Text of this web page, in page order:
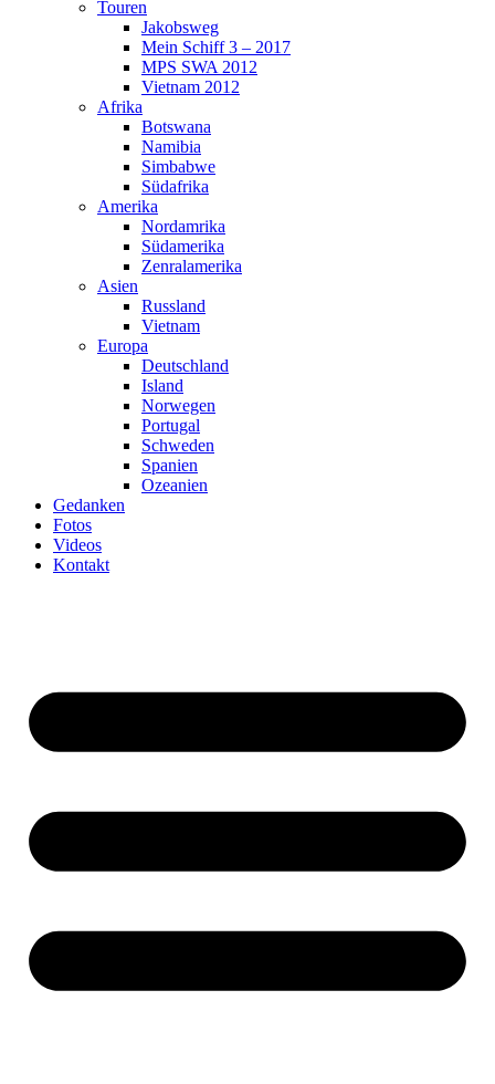
Touren
Jakobsweg
Mein Schiff 3 – 2017
MPS SWA 2012
Vietnam 2012
Afrika
Botswana
Namibia
Simbabwe
Südafrika
Amerika
Nordamrika
Südamerika
Zenralamerika
Asien
Russland
Vietnam
Europa
Deutschland
Island
Norwegen
Portugal
Schweden
Spanien
Ozeanien
Gedanken
Fotos
Videos
Kontakt